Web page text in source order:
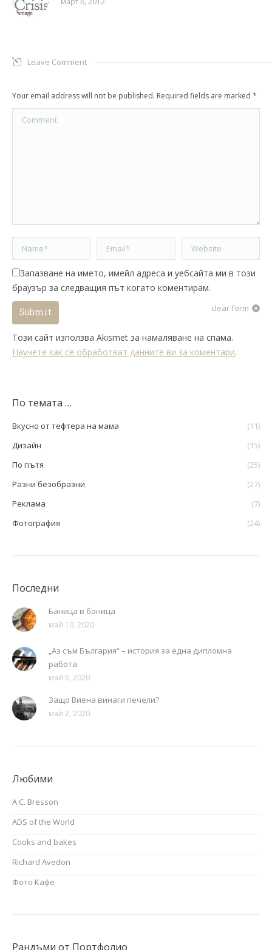
Leave Comment
Your email address will not be published. Required fields are marked *
Comment
Name * Email * Website
Запазване на името, имейл адреса и уебсайта ми в този
браузър за следващия път когато коментирам.
clear form
Submit
Този сайт използва Akismet за намаляване на спама.
Научете как се обработват данните ви за коментари.
По темата …
Вкусно от тефтера на мама
(11)
Дизайн
(15)
По пътя
(25)
Разни безобразни
(27)
Реклама
(7)
Фотография
(24)
Последни
Баница в баница
май 10, 2020
„Аз съм България“ – история за една дипломна
работа
май 6, 2020
Защо Виена винаги печели?
май 2, 2020
Любими
A.C. Bresson
ADS of the World
Cooks and bakes
Richard Avedon
Фото Кафе
Рандъми от Портфолио